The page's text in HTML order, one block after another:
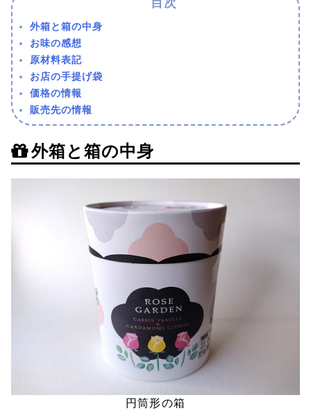
外箱と箱の中身
お味の感想
原材料表記
お店の手提げ袋
価格の情報
販売先の情報
外箱と箱の中身
円筒形の箱